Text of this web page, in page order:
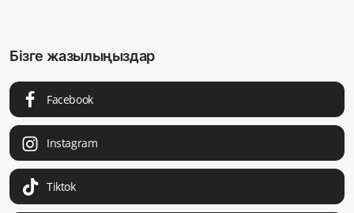
Бізге жазылыңыздар
Facebook
Instagram
Tiktok